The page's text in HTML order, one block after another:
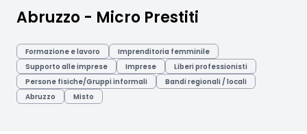
Abruzzo - Micro Prestiti
Formazione e lavoro
Imprenditoria femminile
Supporto alle imprese
Imprese
Liberi professionisti
Persone fisiche/Gruppi informali
Bandi regionali / locali
Abruzzo
Misto